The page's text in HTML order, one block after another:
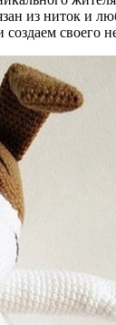
из ниток и
своего